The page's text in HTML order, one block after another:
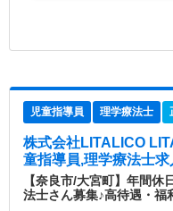
児童指導員 理学療法士
株式会社LITALICO
童指導員,理学療法士求
【奈良市/大宮町】年間
法士さん募集♪高待遇・